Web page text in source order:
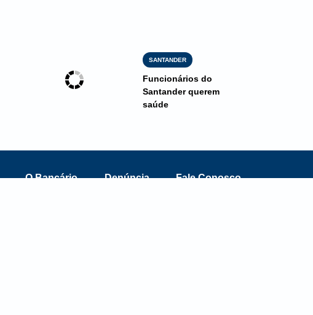
SANTANDER
Funcionários do
Santander querem
saúde
O Bancário Denúncia Fale Conosco